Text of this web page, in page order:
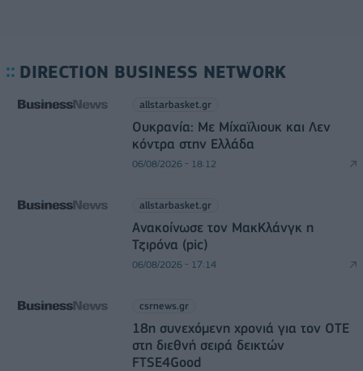
DIRECTION BUSINESS NETWORK
allstarbasket.gr
Ουκρανία: Με Μίχαϊλιουκ και Λεν
κόντρα στην Ελλάδα
06/08/2026 - 18:12
allstarbasket.gr
Ανακοίνωσε τον ΜακΚλάνγκ η
Τζιρόνα (pic)
06/08/2026 - 17:14
csrnews.gr
18η συνεχόμενη χρονιά για τον ΟΤΕ
στη διεθνή σειρά δεικτών
FTSE4Good